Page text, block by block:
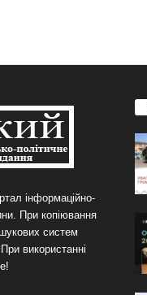
інформаційно-
При копіювання
систем
використанні